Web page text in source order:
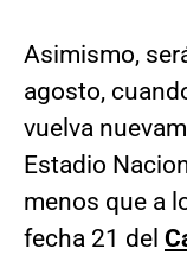
Asimismo,
agosto,
vuelva
Estadio
menos que a
fecha 21 del